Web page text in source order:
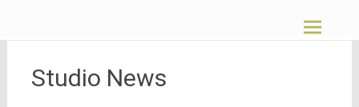
Studio News